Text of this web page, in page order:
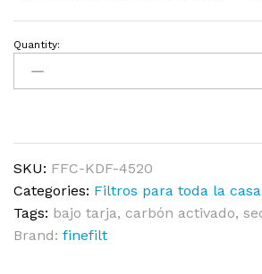
Quantity:
SKU: FFC-KDF-4520
Categories: Filtros para toda la casa
Tags: bajo tarja, carbón activado,
Brand: finefilt